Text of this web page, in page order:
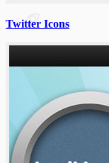
Twitter Icons